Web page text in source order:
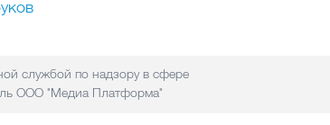
службой по надзору в сфере
ООО "Медиа Платформа"